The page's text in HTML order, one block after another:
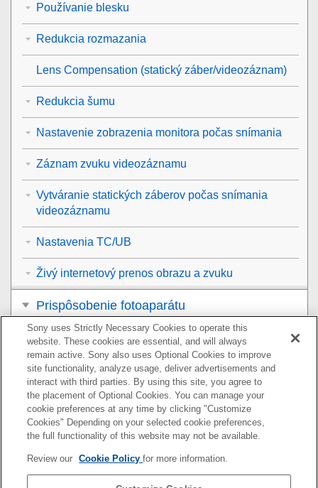
Používanie blesku
Redukcia rozmazania
Lens Compensation (statický záber/videozáznam)
Redukcia šumu
Nastavenie zobrazenia monitora počas snímania
Záznam zvuku videozáznamu
Vytváranie statických záberov počas snímania
videozáznamu
Nastavenia TC/UB
Živý internetový prenos obrazu a zvuku
Prispôsobenie fotoaparátu
Zobrazenie
Zmena nastavení fotoaparátu
Funkcie dostupné so smartfónom
Používanie počítača
Používanie služby úložiska cloud
Sony uses Strictly Necessary Cookies to operate this
website. These cookies are essential, and will always
remain active. Sony also uses Optional Cookies to improve
site functionality, analyze usage, deliver advertisements and
interact with third parties. By using this site, you agree to
the placement of Optional Cookies. You can manage your
cookie preferences at any time by clicking "Customize
Cookies" Depending on your selected cookie preferences,
the full functionality of this website may not be available.
Review our Cookie Policyfor more information.